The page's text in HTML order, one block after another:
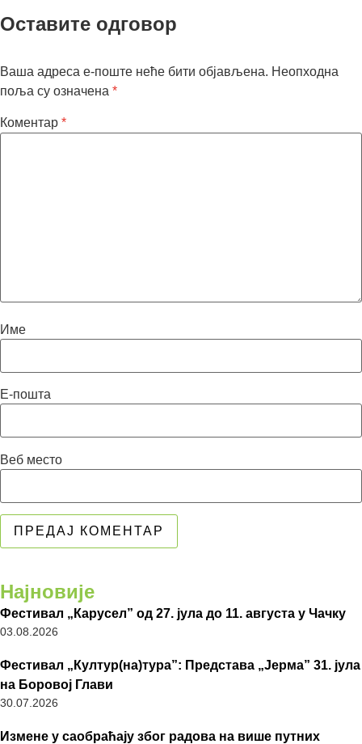
Оставите одговор
Ваша адреса е-поште неће бити објављена. Неопходна
поља су означена *
Коментар *
Име
Е-пошта
Веб место
Најновије
Фестивал „Карусел” од 27. јула до 11. августа у Чачку
03.08.2026
Фестивал „Култур(на)тура”: Представа „Јерма” 31. јула
на Боровој Глави
30.07.2026
Измене у саобраћају због радова на више путних